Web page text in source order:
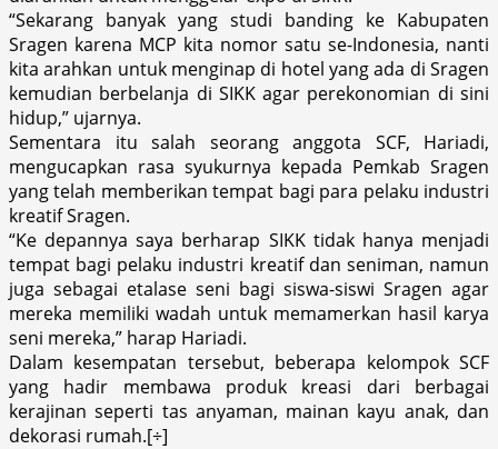
“Sekarang banyak yang studi banding ke Kabupaten
Sragen karena MCP kita nomor satu se-Indonesia, nanti
kita arahkan untuk menginap di hotel yang ada di Sragen
kemudian berbelanja di SIKK agar perekonomian di sini
hidup,” ujarnya.
Sementara itu salah seorang anggota SCF, Hariadi,
mengucapkan rasa syukurnya kepada Pemkab Sragen
yang telah memberikan tempat bagi para pelaku industri
kreatif Sragen.
“Ke depannya saya berharap SIKK tidak hanya menjadi
tempat bagi pelaku industri kreatif dan seniman, namun
juga sebagai etalase seni bagi siswa-siswi Sragen agar
mereka memiliki wadah untuk memamerkan hasil karya
seni mereka,” harap Hariadi.
Dalam kesempatan tersebut, beberapa kelompok SCF
yang hadir membawa produk kreasi dari berbagai
kerajinan seperti tas anyaman, mainan kayu anak, dan
dekorasi rumah.[÷]